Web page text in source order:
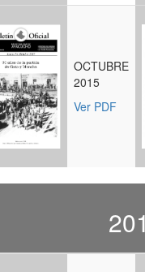
OCTUBRE
2015
Ver PDF